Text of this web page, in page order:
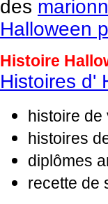
des
Halloween
Histoire
Histoires d'
histoire de
histoires
diplômes
recette de